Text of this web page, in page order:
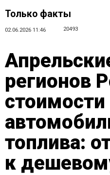
Только факты
02.06.2026 11:46 20493
регионов
стоимости
топлива:
к